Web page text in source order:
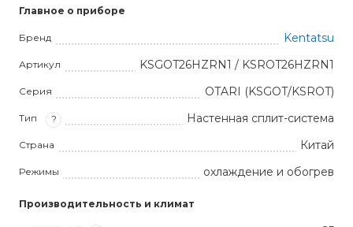
Главное о приборе
Бренд Kentatsu
Артикул KSGOT26HZRN1 / KSROT26HZRN1
Серия OTARI (KSGOT/KSROT)
Тип ? Настенная сплит-система
Страна Китай
Режимы охлаждение и обогрев
Производительность и климат